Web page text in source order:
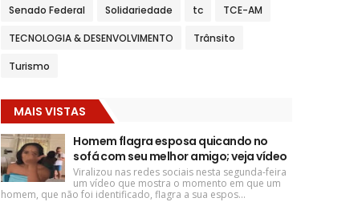
Senado Federal Solidariedade tc TCE-AM
TECNOLOGIA & DESENVOLVIMENTO Trânsito
Turismo
MAIS VISTAS
Homem flagra esposa quicando no
sofá com seu melhor amigo; veja vídeo
Viralizou nas redes sociais nesta segunda-feira
um vídeo que mostra o momento em que um
homem, que não foi identificado, flagra a sua espos...